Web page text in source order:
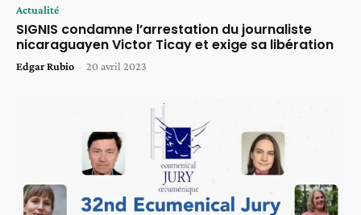
Actualité
SIGNIS condamne l’arrestation du journaliste
nicaraguayen Victor Ticay et exige sa libération
Edgar Rubio - 20 avril 2023